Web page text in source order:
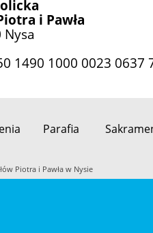
i Pawła
1490 1000 0023 0637
Parafia
Piotra i Pawła w Nysie